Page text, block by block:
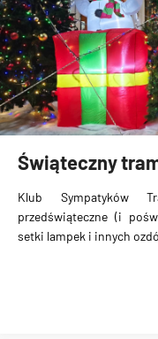
Świąteczny
Klub Sympatyków
przedświąteczne (i
setki lampek i innych